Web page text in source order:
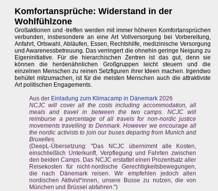
Komfortansprüche: Widerstand in der
Wohlfühlzone
Großaktionen und -treffen werden mit immer höheren Komfortansprüchen
verbunden, insbesondere an eine Art Vollversorgung bei Vorbereitung,
Anfahrt, Ortswahl, Abläufen, Essen, Rechtshilfe, medizinische Versorgung
und Awarenessbetreuung. Das verringert die ohnehin geringe Neigung zu
Eigeninitiative. Für die hierarchischen Zentren ist das gut, denn sie
können die herdenähnlichen Großgruppen leicht steuern und die
einzelnen Menschen zu reinen Setzfiguren ihrer Ideen machen. Irgendwo
behütet mitzumachen, ist für die meisten Menschen auch die attraktivste
Art politischen Engagements.
Aus der Einladung zum Klimacamp in Dänemark 2026
NCJC will cover all the costs including accommodation, all
meals and travel in between the two camps. NCJC will
reimburse a percentage of all travels for non-nordic justice
movements travelling to Denmark. However we encourage all
the nordic activists to join our buses departng from Munich and
Bruxelles.
(DeepL-Übersetzung: "Das NCJC übernimmt alle Kosten,
einschließlich Unterkunft, Verpflegung und Fahrten zwischen
den beiden Camps. Das NCJC erstattet einen Prozentsatz aller
Reisekosten für nicht-nordische Gerechtigkeitsbewegungen,
die nach Dänemark reisen. Wir empfehlen jedoch allen
nordischen Aktivist*innen, unsere Busse zu nutzen, die von
München und Brüssel abfahren.")